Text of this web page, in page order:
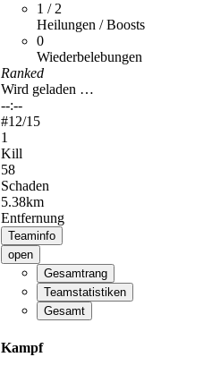
1 / 2
Heilungen / Boosts
0
Wiederbelebungen
Ranked
Wird geladen …
--:--
#12/15
1
Kill
58
Schaden
5.38km
Entfernung
Teaminfo
open
Gesamtrang
Teamstatistiken
Gesamt
Kampf